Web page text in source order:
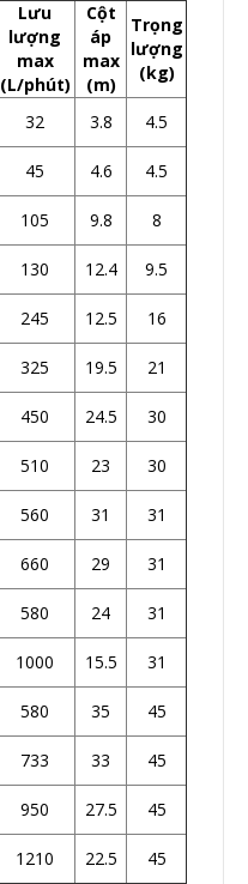
Lưu
lượng
max
(L/phút)
Cột
áp
max
(m)
Trọng
lượng
(kg)
32 3.8
4.5
45 4.6
4.5
105 9.8
8
130 12.4
9.5
245 12.5
16
325 19.5
21
450 24.5
30
510 23
30
560 31
31
660 29
31
580 24
31
1000 15.5
31
580 35
45
733 33
45
950 27.5
45
1210 22.5 45